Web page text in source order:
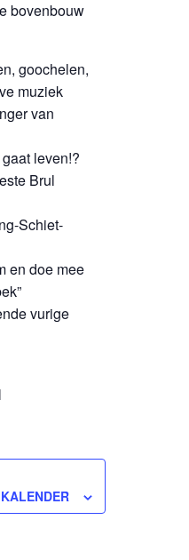
bovenbouw
goochelen,
muziek
van
leven!?
Brul
Schiet-
en doe mee
vurige